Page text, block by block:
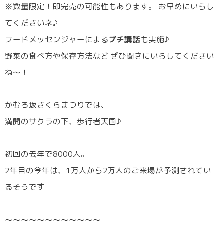
※数量限定！即完売の可能性もあります。 お早めにいらし
てくださいネ♪
フードメッセンジャーによるプチ講話も実施♪
野菜の食べ方や保存方法など ぜひ聞きにいらしてください
ね〜！
かむろ坂さくらまつりでは、
満開のサクラの下、歩行者天国♪
初回の去年で8000人。
2年目の今年は、1万人から2万人のご来場が予測されてい
るそうです
〜〜〜〜〜〜〜〜〜〜〜〜